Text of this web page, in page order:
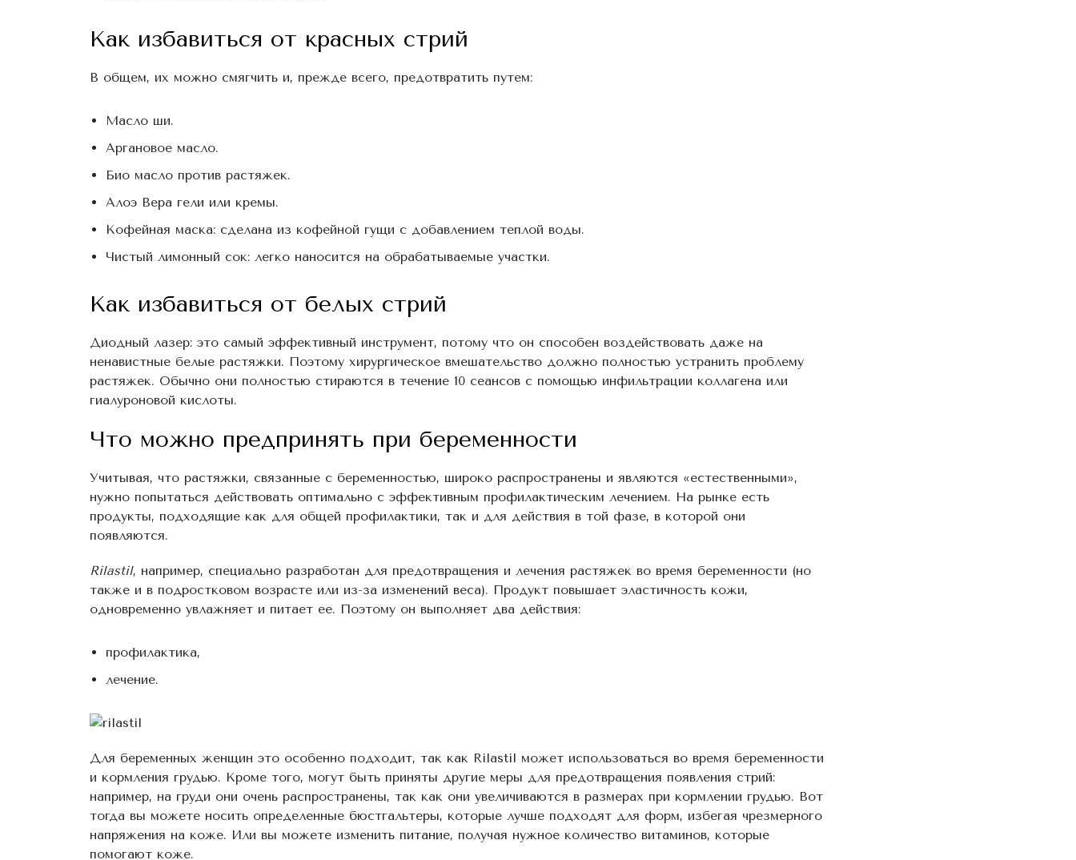
Как избавиться от красных стрий
В общем, их можно смягчить и, прежде всего, предотвратить путем:
Масло ши.
Аргановое масло.
Био масло против растяжек.
Алоэ Вера гели или кремы.
Кофейная маска: сделана из кофейной гущи с добавлением теплой воды.
Чистый лимонный сок: легко наносится на обрабатываемые участки.
Как избавиться от белых стрий
Диодный лазер: это самый эффективный инструмент, потому что он способен воздействовать даже на
ненавистные белые растяжки. Поэтому хирургическое вмешательство должно полностью устранить проблему
растяжек. Обычно они полностью стираются в течение 10 сеансов с помощью инфильтрации коллагена или
гиалуроновой кислоты.
Что можно предпринять при беременности
Учитывая, что растяжки, связанные с беременностью, широко распространены и являются «естественными»,
нужно попытаться действовать оптимально с эффективным профилактическим лечением. На рынке есть
продукты, подходящие как для общей профилактики, так и для действия в той фазе, в которой они
появляются.
Rilastil, например, специально разработан для предотвращения и лечения растяжек во время беременности (но
также и в подростковом возрасте или из-за изменений веса). Продукт повышает эластичность кожи,
одновременно увлажняет и питает ее. Поэтому он выполняет два действия:
профилактика,
лечение.
Для беременных женщин это особенно подходит, так как Rilastil может использоваться во время беременности
и кормления грудью. Кроме того, могут быть приняты другие меры для предотвращения появления стрий:
например, на груди они очень распространены, так как они увеличиваются в размерах при кормлении грудью. Вот
тогда вы можете носить определенные бюстгальтеры, которые лучше подходят для форм, избегая чрезмерного
напряжения на коже. Или вы можете изменить питание, получая нужное количество витаминов, которые
помогают коже.